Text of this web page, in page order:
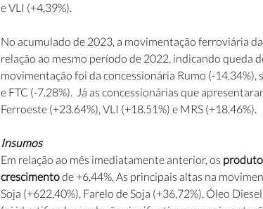
e VLI (+4,39%).
No acumulado de 2023, a movimentação ferroviária
relação ao mesmo período de 2022, indicando queda
movimentação foi da concessionária Rumo (-14.34%),
e FTC (-7.28%).  Já as concessionárias que
Ferroeste (+23.64%), VLI (+18.51%) e MRS (+18.46%).
Insumos
Em relação ao mês imediatamente anterior, os
crescimento de +6,44%. As principais altas na
Soja (+622,40%), Farelo de Soja (+36,72%), Óleo